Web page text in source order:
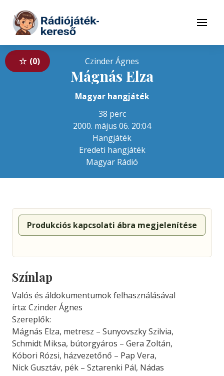
Tovább a tartalomhoz
Menü
0 Czinder Ágnes
Mágnás Elza
Magyar hangjáték
38 perc
2000. május 06. 20:04
Hangjáték
Eredeti hangjáték
Magyar Rádió
Produkciós kapcsolati ábra megjelenítése
Színlap
Valós és áldokumentumok felhasználásával
írta: Czinder Ágnes
Szereplők:
Mágnás Elza, metresz – Sunyovszky Szilvia,
Schmidt Miksa, bútorgyáros – Gera Zoltán,
Kóbori Rózsi, házvezetőnő – Pap Vera,
Nick Gusztáv, pék – Sztarenki Pál, Nádas